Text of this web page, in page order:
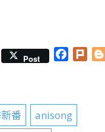
Post Facebook
Plurk
番
anisong